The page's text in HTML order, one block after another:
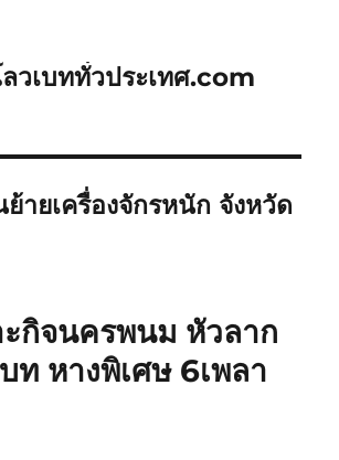
วเบททั่วประเทศ.com
ายเครื่องจักรหนัก จังหวัด
ะกิจนครพนม หัวลาก
ท หางพิเศษ 6เพลา